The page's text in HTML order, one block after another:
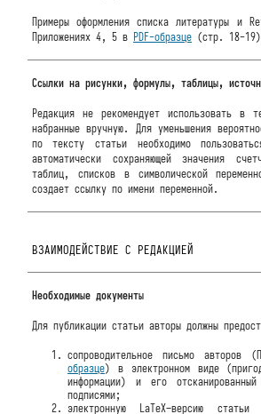
Примеры оформления списка литературы и
Приложениях 4, 5 в PDF-образце(стр. 18-
Ссылки на рисунки, формулы, таблицы,
Редакция не рекомендует использовать в
набранные вручную. Для уменьшения
по тексту статьи необходимо
автоматически сохраняющей значения
таблиц, списков в символической
создает ссылку по имени переменной.
ВЗАИМОДЕЙСТВИЕ С РЕДАКЦИЕЙ
Необходимые документы
Для публикации статьи авторы должны
сопроводительное письмо авторов
образце) в электронном виде
информации) и его
подписями;
электронную LaTeX–версию